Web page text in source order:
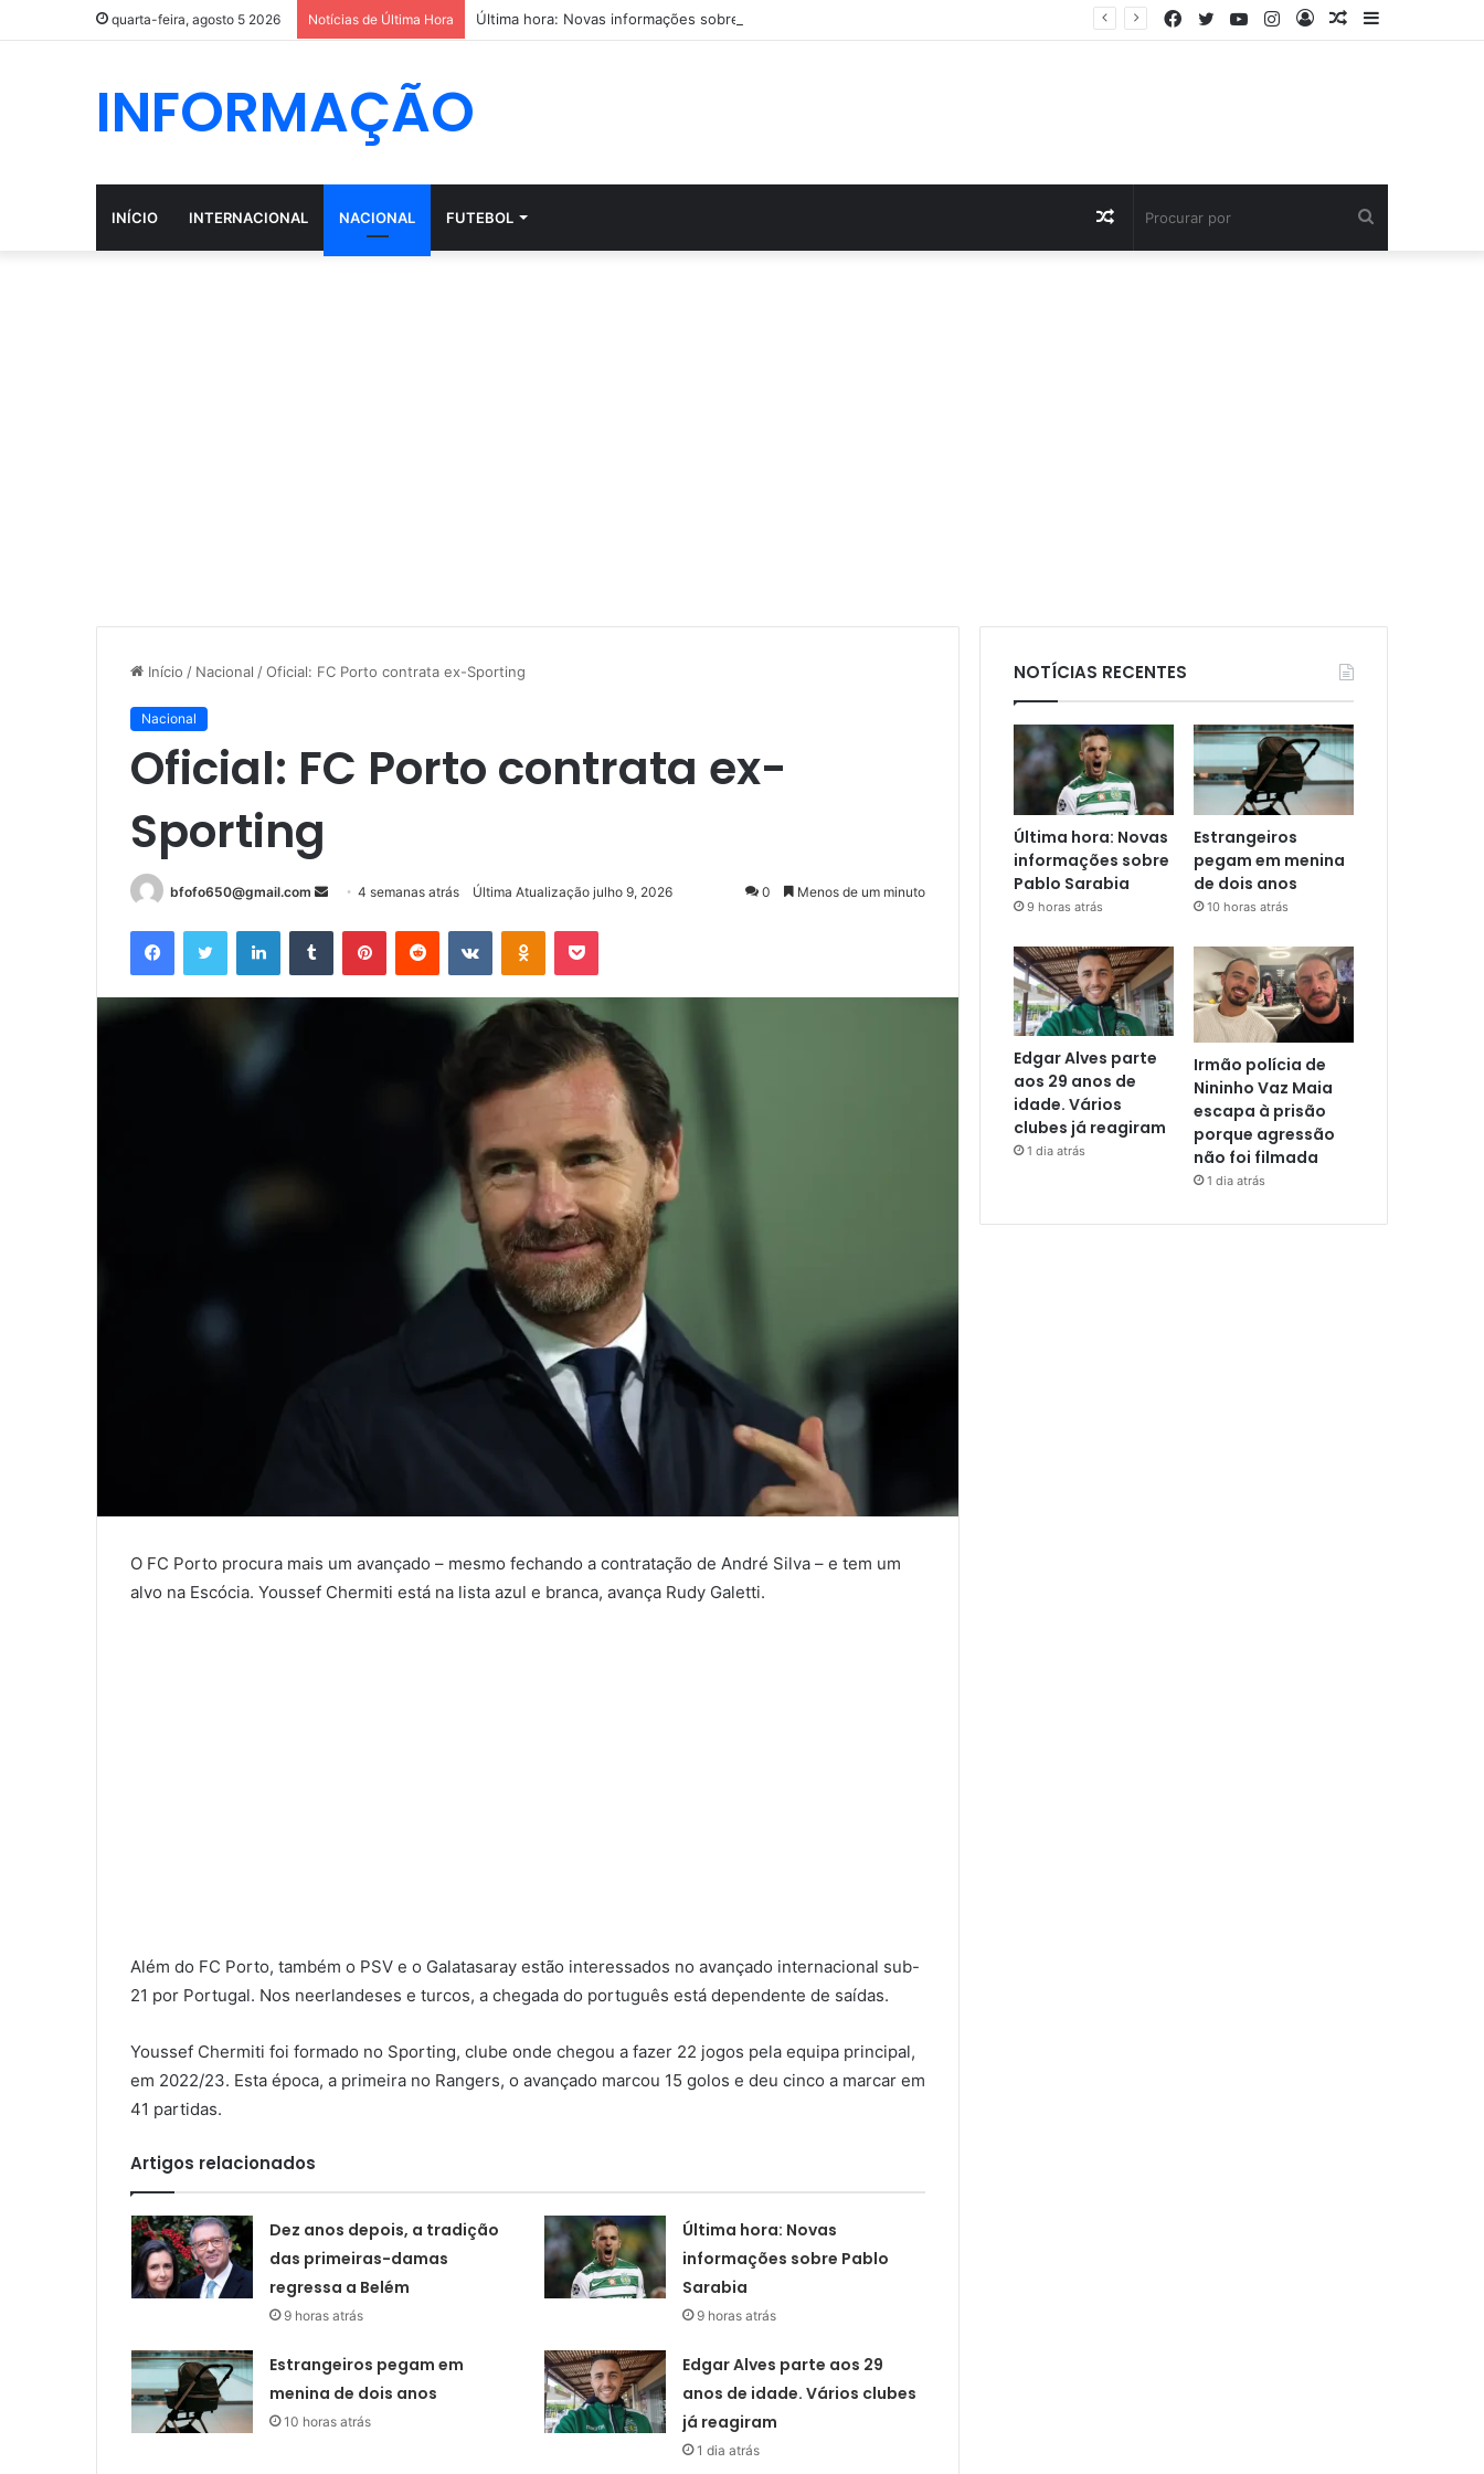
quarta-feira, agosto 5 2026 Notícias de Última Hora Última hora: Novas informações sobre Pablo Sarabia
Barra
Artigo
Entrar
Instagram
YouTube
Twitter
Facebook
INFORMAÇÃO
INÍCIO INTERNACIONAL NACIONAL FUTEBOL Artigo
Início / Nacional /Oficial: FC Porto contrata ex-Sporting
Nacional
Oficial: FC Porto contrata ex-
Sporting
bfofo650@gmail.com
Mande
mail
4 semanas atrás Última Atualização julho 9, 2026 0 Menos de um minuto
FacebookTwitter LinkedinTumblr PinterestReddit VK OK Pocket
O FC Porto procura mais um avançado – mesmo fechando a contratação de André Silva – e tem um
alvo na Escócia. Youssef Chermiti está na lista azul e branca, avança Rudy Galetti.
Além do FC Porto, também o PSV e o Galatasaray estão interessados no avançado internacional sub-
21 por Portugal. Nos neerlandeses e turcos, a chegada do português está dependente de saídas.
Youssef Chermiti foi formado no Sporting, clube onde chegou a fazer 22 jogos pela equipa principal,
em 2022/23. Esta época, a primeira no Rangers, o avançado marcou 15 golos e deu cinco a marcar em
41 partidas.
Artigos relacionados
Dez anos depois, a tradição
das primeiras-damas
regressa a Belém
9 horas atrás
Última hora: Novas
informações sobre Pablo
Sarabia
9 horas atrás
Estrangeiros pegam em
menina de dois anos
10 horas atrás
Edgar Alves parte aos 29
anos de idade. Vários clubes
já reagiram
1 dia atrás
NOTÍCIAS RECENTES
Última hora: Novas
informações sobre
Pablo Sarabia
9 horas atrás
Estrangeiros
pegam em menina
de dois anos
10 horas atrás
Edgar Alves parte
aos 29 anos de
idade. Vários
clubes já reagiram
1 dia atrás
Irmão polícia de
Nininho Vaz Maia
escapa à prisão
porque agressão
não foi filmada
1 dia atrás